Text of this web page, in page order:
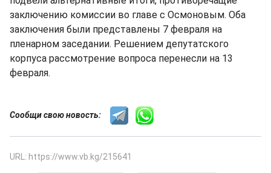
заключению комиссии во главе с Осмоновым. Оба
заключения были представлены 7 февраля на
пленарном заседании. Решением депутатского
корпуса рассмотрение вопроса перенесли на 13
февраля.
Сообщи свою новость:
URL: https://www.vb.kg/215641